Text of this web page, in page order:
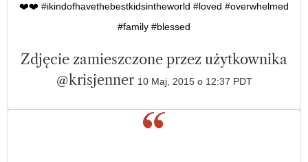
❤️❤️ #ikindofhavethebestkidsintheworld #loved #overwhelmed
#family #blessed
Zdjęcie zamieszczone przez użytkownika
@krisjenner 10 Maj, 2015 o 12:37 PDT